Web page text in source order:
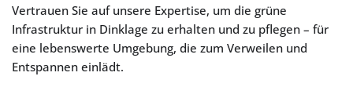
Vertrauen Sie auf unsere Expertise, um die grüne
Infrastruktur in Dinklage zu erhalten und zu pflegen – für
eine lebenswerte Umgebung, die zum Verweilen und
Entspannen einlädt.